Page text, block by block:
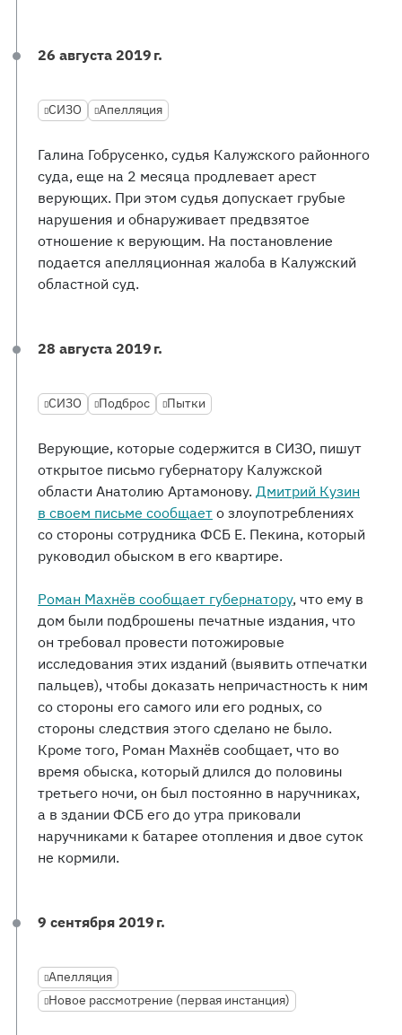
26 августа 2019 г.
СИЗО Апелляция
Галина Гобрусенко, судья Калужского районного
суда, еще на 2 месяца продлевает арест
верующих. При этом судья допускает грубые
нарушения и обнаруживает предвзятое
отношение к верующим. На постановление
подается апелляционная жалоба в Калужский
областной суд.
28 августа 2019 г.
СИЗО Подброс Пытки
Верующие, которые содержится в СИЗО, пишут
открытое письмо губернатору Калужской
области Анатолию Артамонову. Дмитрий Кузин
в своем письме сообщает о злоупотреблениях
со стороны сотрудника ФСБ Е. Пекина, который
руководил обыском в его квартире.
Роман Махнёв сообщает губернатору, что ему в
дом были подброшены печатные издания, что
он требовал провести потожировые
исследования этих изданий (выявить отпечатки
пальцев), чтобы доказать непричастность к ним
со стороны его самого или его родных, со
стороны следствия этого сделано не было.
Кроме того, Роман Махнёв сообщает, что во
время обыска, который длился до половины
третьего ночи, он был постоянно в наручниках,
а в здании ФСБ его до утра приковали
наручниками к батарее отопления и двое суток
не кормили.
9 сентября 2019 г.
Апелляция
Новое рассмотрение (первая инстанция)